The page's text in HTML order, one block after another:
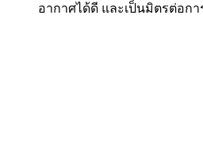
อากาศได้ดี และเป็นมิตรต่อก